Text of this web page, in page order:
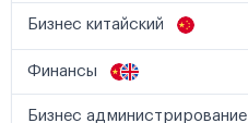
Бизнес китайский
Финансы
Бизнес администрирование